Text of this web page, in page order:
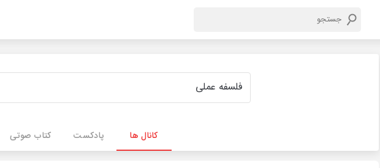
کانال ها پادکست کتاب صوتی